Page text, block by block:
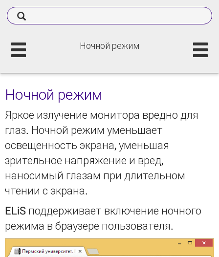
Ночной режим
Ночной режим
Яркое излучение монитора вредно для
глаз. Ночной режим уменьшает
освещенность экрана, уменьшая
зрительное напряжение и вред,
наносимый глазам при длительном
чтении с экрана.
ELiS поддерживает включение ночного
режима в браузере пользователя.